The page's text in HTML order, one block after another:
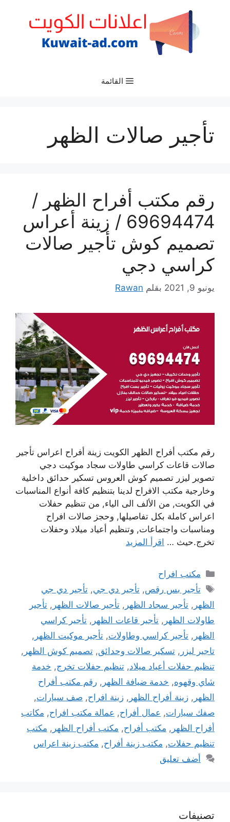
القائمة
تأجير صالات الظهر
رقم مكتب أفراح الظهر /
69694474 / زينة أعراس
تصميم كوش تأجير صالات
كراسي دجي
يونيو 9, 2021 بقلم Rawan
رقم مكتب أفراح الظهر الكويت زينة أفراح اعراس تأجير
صالات قاعات كراسي طاولات سجاد موكيت دجي
تصوير ليزر تصميم كوش العروس تسكير حدائق داخلية
وخارجية مكتب الافراح لدينا بتنظيم كافة أنواع المناسبات
في الكويت, من الألف الى الياء, من تنظيم حفلات
اعراس كاملة بكل تفاصيلها, وحجز صالات افراح
ومناسبات واجتماعات, وتنظيم أعياد ميلاد وحفلات
تخرج.حيث … اقرأ المزيد
التصنيفات
مكتب افراح
الوسوم
تأجير بس رقص,تأجير دي جي,تأجير دي جي
الظهر , تأجير سجاد الظهر , تأجير صالات الظهر , تأجير
طاولات الظهر , تأجير قاعات الظهر , تأجير كراسي
الظهر , تأجير كراسي وطاولات, تأجير موكيت الظهر ,
تاجير ليزر , تسكير صالات وحدائق, تصميم كوش الظهر ,
تنظيم حفلات أعياد ميلاد, تنظيم حفلات تخرج, خدمة
شاي وقهوه, خدمة ضيافة الظهر , رقم مكتب أفراح
الظهر , زينة أفراح الظهر , زينة افراح, صف سيارات,
صفك سيارات, عمال أفراح, عمالة مكتب افراح, مكاتب
أفراح الظهر , مكتب أفراح, مكتب أفراح الظهر , مكتب
تنظيم حفلات, مكتب زينة أفراح, مكتب زينة اعراس
أضف تعليق
تصنيفات